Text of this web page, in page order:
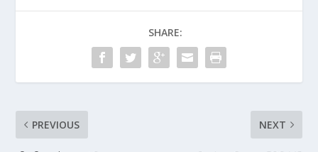
บรรทุกคนได้ 150 คนแต่ดูท่าจะเกิน ท่าเรือไม่มีลิมิตในการ
รับคนในแต่ละรอบที่นั่งจึงไม่พอกับจำนวนคน การควบคุม
คุณภาพต้องบอกว่าเทียบท่าเรืออ่าวธรรมชาติคงไม่ได้ แต่ค่า
โดยสารถูกกว่า ใครจะมาก็ตัดสินใจเลือกกันดูว่าจะเดินทาง
เวลากลับไปทำงานแล้วสิ Bye..Bye Koh Chang